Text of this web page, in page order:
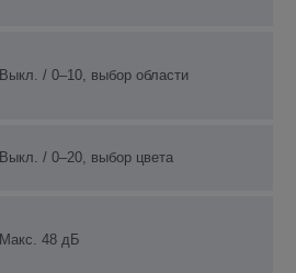
Выкл. / 0–10, выбор области
Выкл. / 0–20, выбор цвета
Макс. 48 дБ